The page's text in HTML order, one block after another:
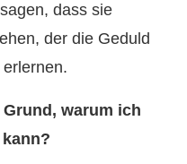
dass sie
der die Geduld
warum ich